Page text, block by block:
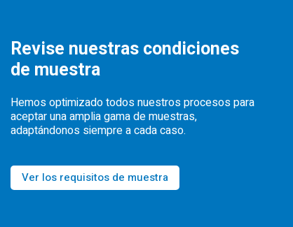
Revise nuestras condiciones
de muestra
Hemos optimizado todos nuestros procesos para
aceptar una amplia gama de muestras,
adaptándonos siempre a cada caso.
Ver los requisitos de muestra